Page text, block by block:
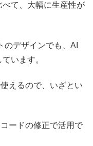
て、大幅に生産性が
のデザインでも、AI
います。
えるので、いざとい
ードの修正で活用で